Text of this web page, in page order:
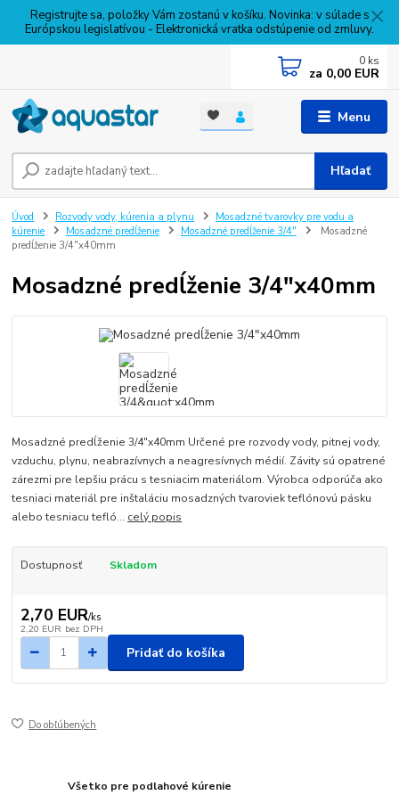
Registrujte sa, položky Vám zostanú v košíku. Novinka: v súlade s
Európskou legislatívou - Elektronická vratka odstúpenie od zmluvy.
Menu
Hľadať
0 ks
za 0,00 EUR
Úvod Rozvody vody, kúrenia a plynu
Mosadzné tvarovky pre vodu a
kúrenie
Mosadzné predĺženie Mosadzné predĺženie 3/4"
Mosadzné
predĺženie 3/4"x40mm
Mosadzné predĺženie 3/4"x40mm
Mosadzné predĺženie 3/4"x40mm Určené pre rozvody vody, pitnej vody,
vzduchu, plynu, neabrazívnych a neagresívnych médií. Závity sú opatrené
zárezmi pre lepšiu prácu s tesniacim materiálom. Výrobca odporúča ako
tesniaci materiál pre inštaláciu mosadzných tvaroviek teflónovú pásku
alebo tesniacu tefló... celý popis
Dostupnosť Skladom
2,70 EUR/ks
2,20 EUR bez DPH
Pridať do košíka
Do obľúbených
Všetko pre podlahové kúrenie